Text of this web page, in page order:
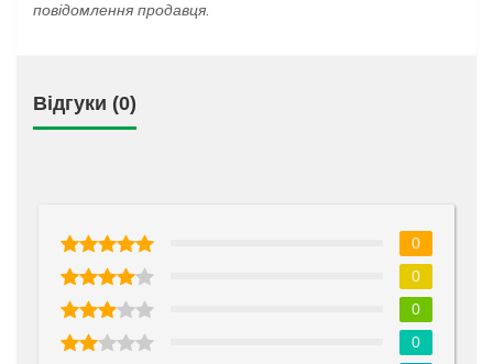
повідомлення продавця.
Відгуки (0)
0
0
0
0